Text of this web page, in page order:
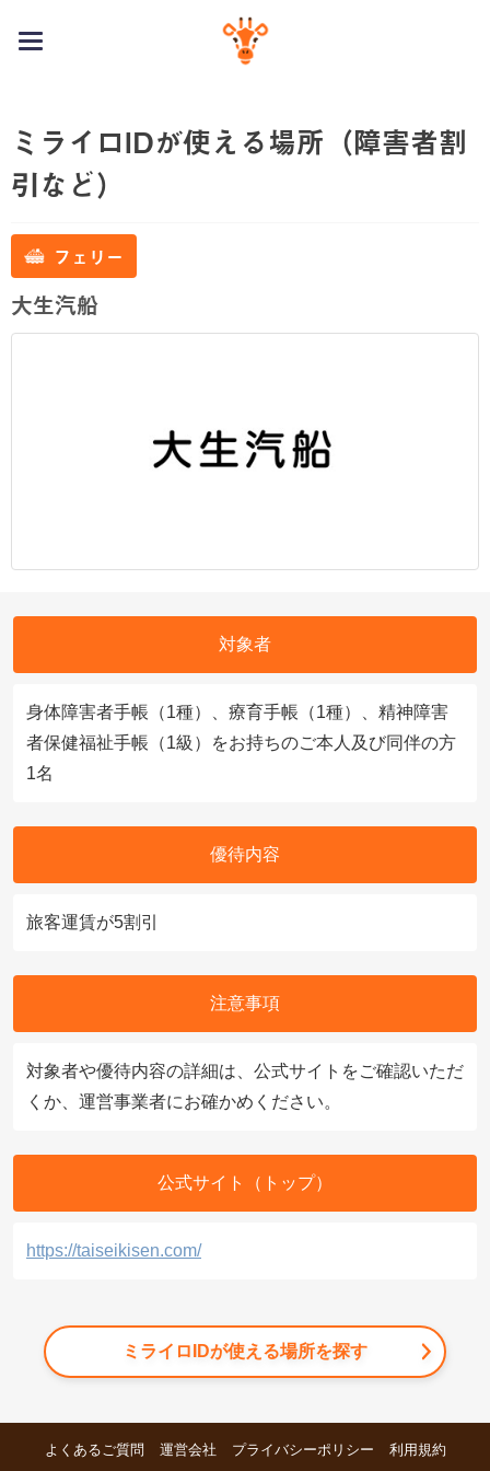
toggle
ミライロIDが使える場所（障害者割
引など）
フェリー
大生汽船
対象者
身体障害者手帳（1種）、療育手帳（1種）、精神障害
者保健福祉手帳（1級）をお持ちのご本人及び同伴の方
1名
優待内容
旅客運賃が5割引
注意事項
対象者や優待内容の詳細は、公式サイトをご確認いただ
くか、運営事業者にお確かめください。
公式サイト（トップ）
https://taiseikisen.com/
ミライロIDが使える場所を探す
よくあるご質問 運営会社 プライバシーポリシー 利用規約